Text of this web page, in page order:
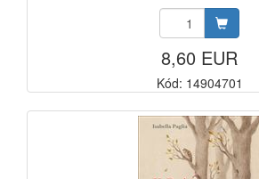
8,60 EUR
Kód: 14904701